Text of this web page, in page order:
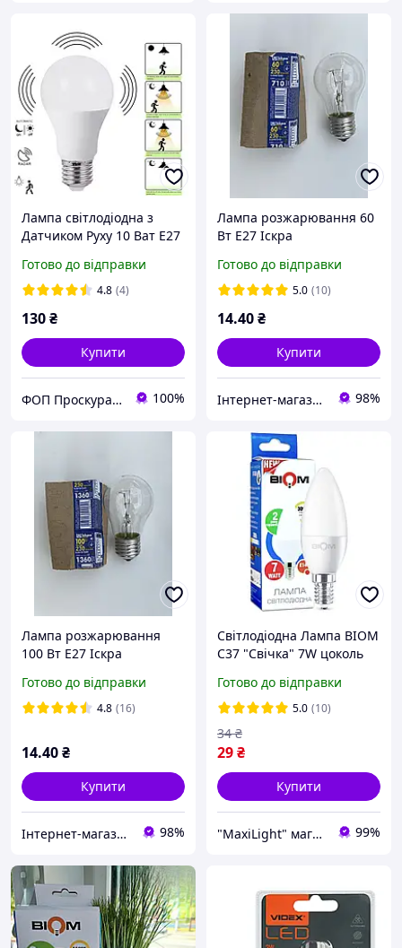
Лампа світлодіодна з
Датчиком Руху 10 Ват Е27
Готово до відправки
4.8 (4)
130₴
Купити
ФОП Проскура Андрій Сергійович 100%
Лампа розжарювання 60
Вт Е27 Іскра
Готово до відправки
5.0 (10)
14.40₴
Купити
Інтернет-магазин електротоварів та освітлення «Світла Хата» 98%
Лампа розжарювання
100 Вт Е27 Іскра
Готово до відправки
4.8 (16)
14.40₴
Купити
Інтернет-магазин електротоварів та освітлення «Світла Хата» 98%
Світлодіодна Лампа BIOM
С37 "Свічка" 7W цоколь
білий
Готово до відправки
5.0 (10)
29₴
34 ₴
Купити
"MaxiLight" магазин світлотехніки 99%